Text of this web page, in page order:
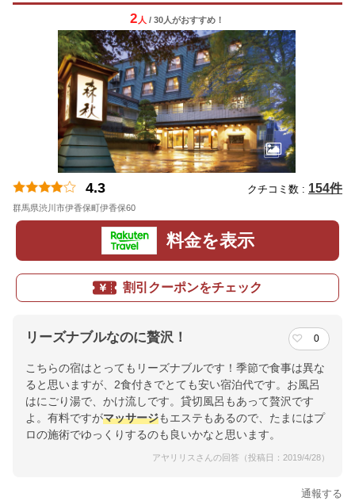
2 人 / 30人がおすすめ！
4.3 クチコミ数 : 154件
群馬県渋川市伊香保町伊香保60
料金を表示
割引クーポンをチェック
リーズナブルなのに贅沢！ 0
こちらの宿はとってもリーズナブルです！季節で食事は異な
ると思いますが、2食付きでとても安い宿泊代です。お風呂
はにごり湯で、かけ流しです。貸切風呂もあって贅沢です
よ。有料ですがマッサージもエステもあるので、たまにはプ
ロの施術でゆっくりするのも良いかなと思います。
アヤリリスさんの回答（投稿日：2019/4/28）
通報する